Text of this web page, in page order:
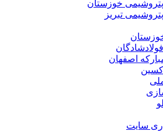
پتروشیمی خوزستان
پتروشیمی تبریز
فولادشادگان
اصفهان
سایت